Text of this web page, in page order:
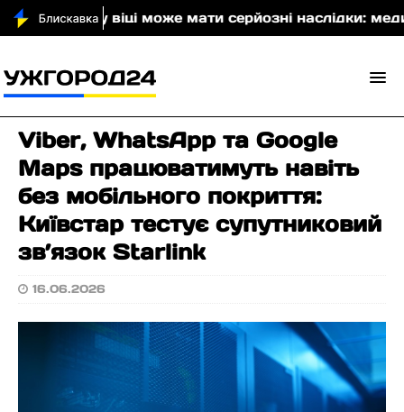
літньому віці може мати серйозні наслідки:
Viber, WhatsApp та Google
Maps працюватимуть навіть
без мобільного покриття:
Київстар тестує супутниковий
зв’язок Starlink
16.06.2026